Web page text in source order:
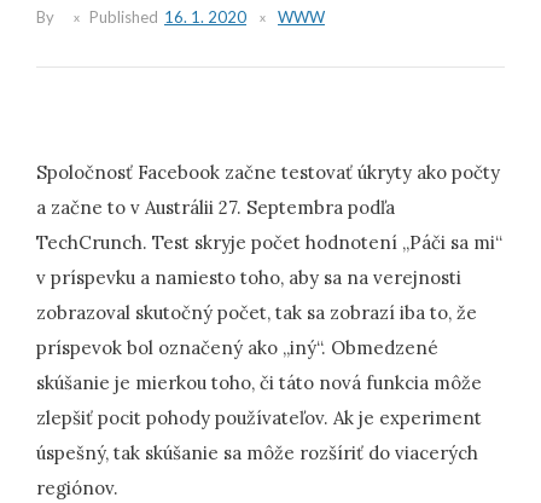
By Published 16. 1. 2020 WWW
Spoločnosť Facebook začne testovať úkryty ako počty
a začne to v Austrálii 27. Septembra podľa
TechCrunch. Test skryje počet hodnotení „Páči sa mi“
v príspevku a namiesto toho, aby sa na verejnosti
zobrazoval skutočný počet, tak sa zobrazí iba to, že
príspevok bol označený ako „iný“. Obmedzené
skúšanie je mierkou toho, či táto nová funkcia môže
zlepšiť pocit pohody používateľov. Ak je experiment
úspešný, tak skúšanie sa môže rozšíriť do viacerých
regiónov.